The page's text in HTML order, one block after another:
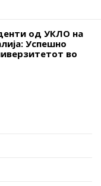
од УКЛО на
Успешно
во